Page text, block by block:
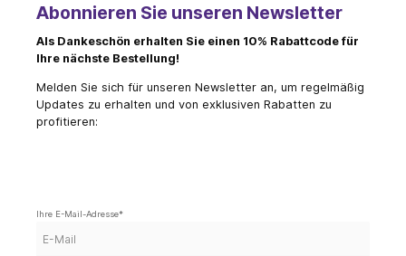
Abonnieren Sie unseren Newsletter
Als Dankeschön erhalten Sie einen 10% Rabattcode für
Ihre nächste Bestellung!
Melden Sie sich für unseren Newsletter an, um regelmäßig
Updates zu erhalten und von exklusiven Rabatten zu
profitieren:
Ihre E-Mail-Adresse*